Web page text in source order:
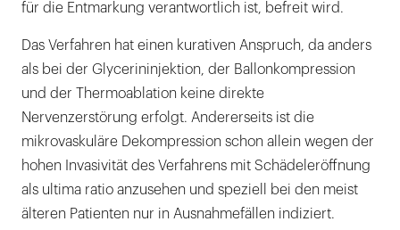
für die Entmarkung verantwortlich ist, befreit wird.
Das Verfahren hat einen kurativen Anspruch, da anders
als bei der Glycerininjektion, der Ballonkompression
und der Thermoablation keine direkte
Nervenzerstörung erfolgt. Andererseits ist die
mikrovaskuläre Dekompression schon allein wegen der
hohen Invasivität des Verfahrens mit Schädeleröffnung
als ultima ratio anzusehen und speziell bei den meist
älteren Patienten nur in Ausnahmefällen indiziert.